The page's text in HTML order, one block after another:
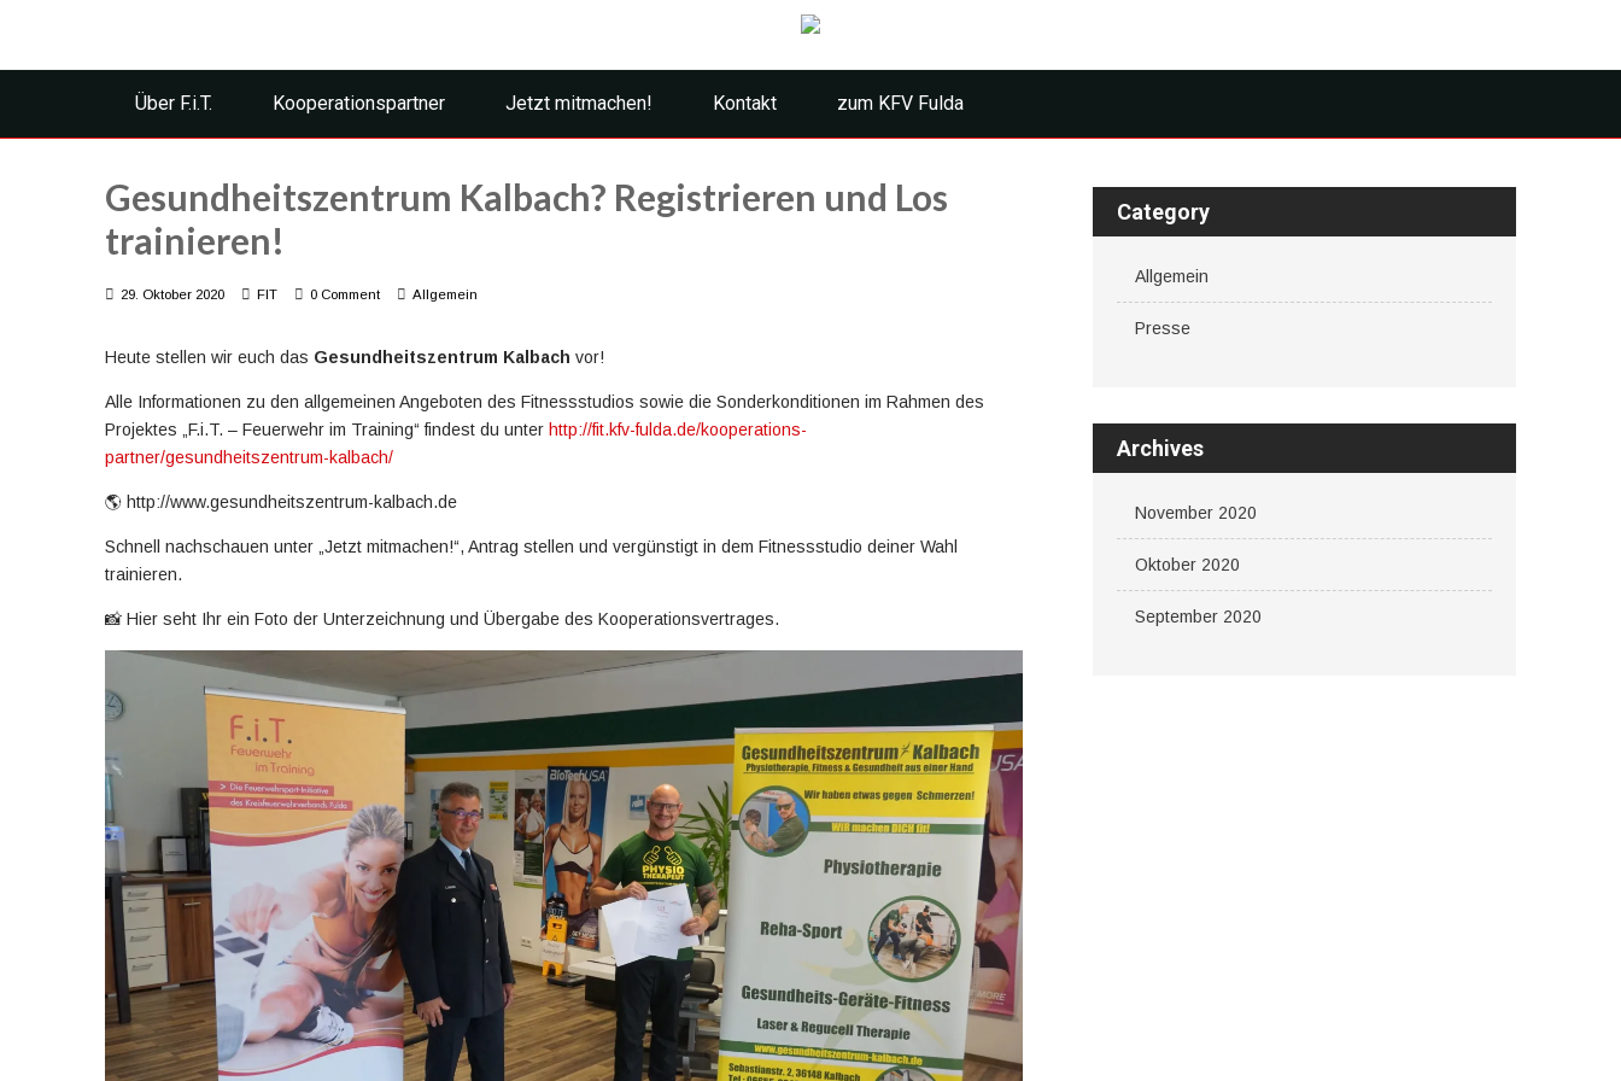
Über F.i.T. Kooperationspartner Jetzt mitmachen! Kontakt zum KFV Fulda
Gesundheitszentrum Kalbach? Registrieren und Los
trainieren!
29. Oktober 2020 FIT 0 Comment Allgemein
Heute stellen wir euch das Gesundheitszentrum Kalbach vor!
Alle Informationen zu den allgemeinen Angeboten des Fitnessstudios sowie die Sonderkonditionen im Rahmen des
Projektes „F.i.T. – Feuerwehr im Training“ findest du unter http://fit.kfv-fulda.de/kooperations-
partner/gesundheitszentrum-kalbach/
🌎 http://www.gesundheitszentrum-kalbach.de
Schnell nachschauen unter „Jetzt mitmachen!“, Antrag stellen und vergünstigt in dem Fitnessstudio deiner Wahl
trainieren.
📸 Hier seht Ihr ein Foto der Unterzeichnung und Übergabe des Kooperationsvertrages.
Category
Allgemein
Presse
Archives
November 2020
Oktober 2020
September 2020